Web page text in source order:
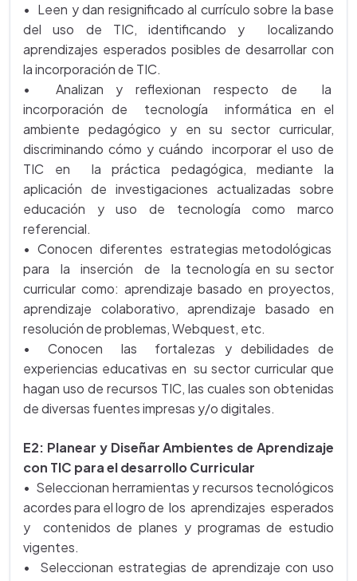
• Leen y dan resignificado al currículo sobre la base
del uso de TIC, identificando y localizando
aprendizajes esperados posibles de desarrollar con
la incorporación de TIC.
• Analizan y reflexionan respecto de la
incorporación de tecnología informática en el
ambiente pedagógico y en su sector curricular,
discriminando cómo y cuándo incorporar el uso de
TIC en la práctica pedagógica, mediante la
aplicación de investigaciones actualizadas sobre
educación y uso de tecnología como marco
referencial.
• Conocen diferentes estrategias metodológicas
para la inserción de la tecnología en su sector
curricular como: aprendizaje basado en proyectos,
aprendizaje colaborativo, aprendizaje basado en
resolución de problemas, Webquest, etc.
• Conocen las fortalezas y debilidades de
experiencias educativas en su sector curricular que
hagan uso de recursos TIC, las cuales son obtenidas
de diversas fuentes impresas y/o digitales.
E2: Planear y Diseñar Ambientes de Aprendizaje
con TIC para el desarrollo Curricular
• Seleccionan herramientas y recursos tecnológicos
acordes para el logro de los aprendizajes esperados
y contenidos de planes y programas de estudio
vigentes.
• Seleccionan estrategias de aprendizaje con uso